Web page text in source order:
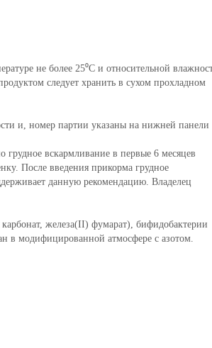
не более 25⁰С и относительной
следует хранить в сухом прохладном
и, номер партии указаны на нижней панели
грудное вскармливание в первые 6 месяцев
После введения прикорма грудное
данную рекомендацию. Владелец
железа(II) фумарат), бифидобактерии
в модифицированной атмосфере с азотом.